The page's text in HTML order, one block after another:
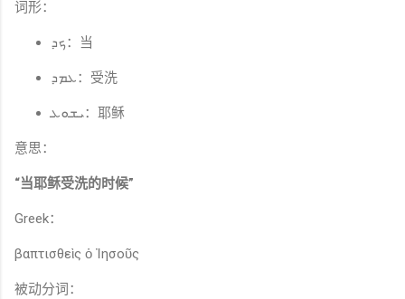
词形：
ܟܕ：当
ܥܡܕ：受洗
ܝܫܘܥ：耶稣
意思：
“当耶稣受洗的时候”
Greek：
βαπτισθεὶς ὁ Ἰησοῦς
被动分词：